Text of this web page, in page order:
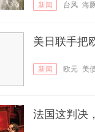
新闻 台风 海
美日联手把
新闻 欧元 美
法国这判决